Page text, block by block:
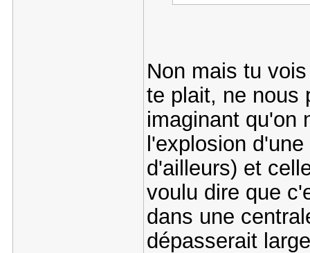
Non mais tu
te plait, ne nous
imaginant qu'on
l'explosion
d'ailleurs) et
voulu dire que
dans une
dépasserait